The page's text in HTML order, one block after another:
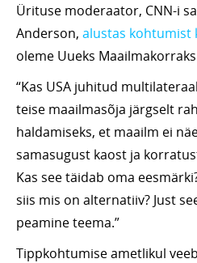
Ürituse moderaator, CNN-i
Anderson, alustas kohtumist
oleme Uueks Maailmakorraks
“Kas USA juhitud
teise maailmasõja järgselt
haldamiseks, et maailm ei
samasugust kaost ja
Kas see täidab oma
siis mis on alternatiiv? Just
peamine teema.”
Tippkohtumise ametlikul